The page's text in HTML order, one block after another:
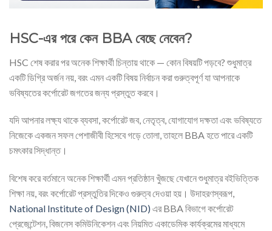
HSC-এর পরে কেন BBA বেছে নেবেন?
HSC শেষ করার পর অনেক শিক্ষার্থী চিন্তায় থাকে — কোন বিষয়টি পড়বে? শুধুমাত্র
একটি ডিগ্রি অর্জন নয়, বরং এমন একটি বিষয় নির্বাচন করা গুরুত্বপূর্ণ যা আপনাকে
ভবিষ্যতের কর্পোরেট জগতের জন্য প্রস্তুত করবে।
যদি আপনার লক্ষ্য থাকে ব্যবসা, কর্পোরেট জব, নেতৃত্ব, যোগাযোগ দক্ষতা এবং ভবিষ্যতে
নিজেকে একজন সফল পেশাজীবী হিসেবে গড়ে তোলা, তাহলে BBA হতে পারে একটি
চমৎকার সিদ্ধান্ত।
বিশেষ করে বর্তমানে অনেক শিক্ষার্থী এমন প্রতিষ্ঠান খুঁজছে যেখানে শুধুমাত্র বইভিত্তিক
শিক্ষা নয়, বরং কর্পোরেট প্রস্তুতির দিকেও গুরুত্ব দেওয়া হয়। উদাহরণস্বরূপ,
National Institute of Design (NID) এর BBA বিভাগে কর্পোরেট
প্রেজেন্টেশন, বিজনেস কমিউনিকেশন এবং নিয়মিত একাডেমিক কার্যক্রমের মাধ্যমে